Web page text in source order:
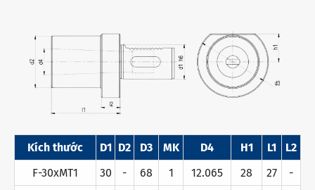
Kích thước D1 D2 D3 MK D4 H1 L1
L2
F-30xMT1
30 - 68 1 12.065 28 27
-